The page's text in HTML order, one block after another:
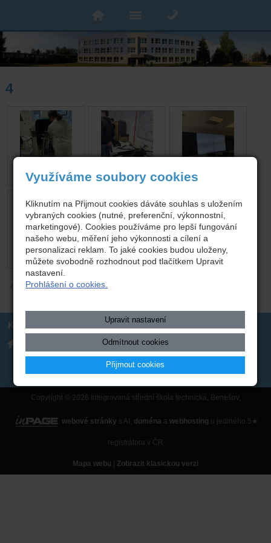
4
zpět
Kontakt
Integrovaná střední škola
317 723 131
Datová schránka: rzpw2gi
ISSBN(zavináč)kr-s.cz
Twitter
Copyright © 2026 Integrovaná střední škola technická, Benešov,
webové stránky s AI, doména a webhosting u jediného 5★
registrátora v ČR
Mapa webu Zobrazit klasickou verzi
Využíváme soubory cookies
Kliknutím na Přijmout cookies dáváte souhlas s uložením
vybraných cookies (nutné, preferenční, výkonnostní,
marketingové). Cookies používáme pro lepší fungování
našeho webu, měření jeho výkonnosti a cílení a
personalizaci reklam. To jaké cookies budou uloženy,
můžete svobodně rozhodnout pod tlačítkem Upravit
nastavení.
Prohlášení o cookies.
Upravit nastavení
Odmítnout cookies
Přijmout cookies